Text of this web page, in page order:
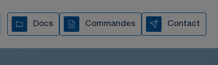
chaque étape
Docs Commandes Contact